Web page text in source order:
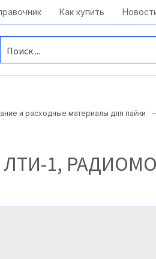
kai@antelcom.ru
Как купить
и расходные материалы для пайки
1,